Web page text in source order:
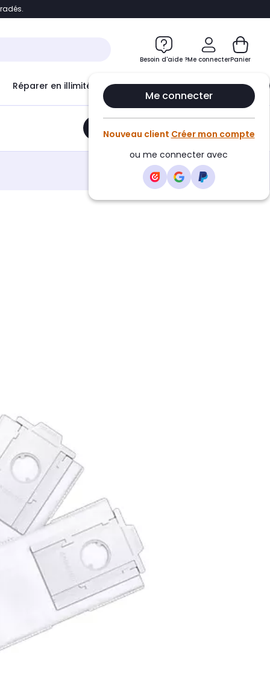
Accéder directement au chatbot
Besoin d'aide ?Me connecter
Me connecter
Nouveau client Créer mon compte
ou me connecter avec
Panier
Réparer en illimité avec Le Club Infinity
Ajouter au panier